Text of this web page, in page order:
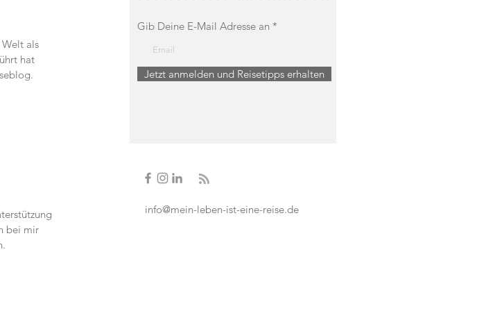
als
hat
bei mir
Gib Deine E-Mail Adresse an
Jetzt anmelden und Reisetipps erhalten
info@mein-leben-ist-eine-reise.de